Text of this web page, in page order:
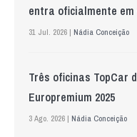
entra oficialmente em
31 Jul. 2026 | Nádia Conceição
Três oficinas TopCar
Europremium 2025
3 Ago. 2026 | Nádia Conceição